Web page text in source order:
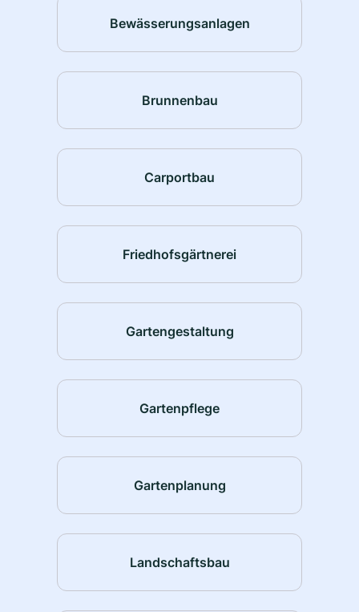
Bewässerungsanlagen
Brunnenbau
Carportbau
Friedhofsgärtnerei
Gartengestaltung
Gartenpflege
Gartenplanung
Landschaftsbau